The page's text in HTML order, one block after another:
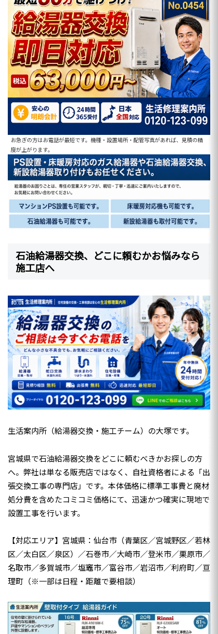
お急ぎの方はお電話が最短です。機種・設置場所・配管写真があれば、見積の精
度が上がります。
石油給湯器交換、どこに頼むかお悩みなら
施工店へ
生活案内所（給湯器交換・施工チーム）の大塚です。
宮城県で石油給湯器交換をどこに頼むべきかお探しの方
へ。弊社は単なる販売店ではなく、自社資格者による「出
張交換工事の専門店」です。本体価格に標準工事費と廃材
処分費を含めたコミコミ価格にて、迅速かつ確実に現地で
設置工事を行います。
【対応エリア】宮城県：仙台市（青葉区／宮城野区／若林
区／太白区／泉区）／石巻市／大崎市／登米市／栗原市／
名取市／多賀城市／塩竈市／富谷市／岩沼市／利府町／亘
理町（※一部は日程・距離で要相談）